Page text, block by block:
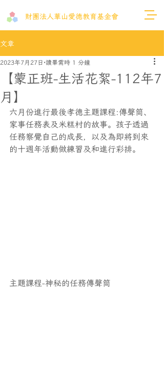
財團法人​華山愛德教育基金會
文章
【蒙正班-生活花絮-112年7
月】
2023年7月27日 讀畢需時 1 分鐘
六月份進行最後孝德主題課程:傳聲筒、
家事任務表及米糕村的故事。孩子透過
任務察覺自己的成長，以及為即將到來
的十週年活動做練習及和進行彩排。
主題課程-神秘的任務傳聲筒